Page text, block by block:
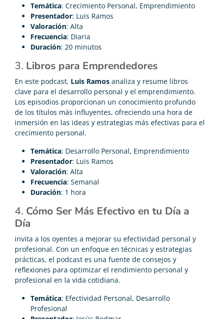
Temática: Crecimiento Personal, Emprendimiento
Presentador: Luis Ramos
Valoración: Alta
Frecuencia: Diaria
Duración: 20 minutos
3. Libros para Emprendedores
En este podcast, Luis Ramos analiza y resume libros
clave para el desarrollo personal y el emprendimiento.
Los episodios proporcionan un conocimiento profundo
de los títulos más influyentes, ofreciendo una hora de
inmersión en las ideas y estrategias más efectivas para el
crecimiento personal.
Temática: Desarrollo Personal, Emprendimiento
Presentador: Luis Ramos
Valoración: Alta
Frecuencia: Semanal
Duración: 1 hora
4. Cómo Ser Más Efectivo en tu Día a
Día
invita a los oyentes a mejorar su efectividad personal y
profesional. Con un enfoque en técnicas y estrategias
prácticas, el podcast es una fuente de consejos y
reflexiones para optimizar el rendimiento personal y
profesional en la vida cotidiana.
Temática: Efectividad Personal, Desarrollo
Profesional